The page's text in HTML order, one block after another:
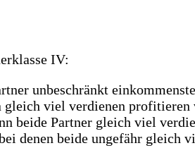
IV:
unbeschränkt
viel verdienen
beide Partner gleich viel
denen beide ungefähr gleich